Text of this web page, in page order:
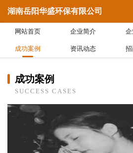
湖南岳阳华盛环保有限公司
网站首页 企业简介
成功案例 资讯动态
成功案例
SUCCESS CASES